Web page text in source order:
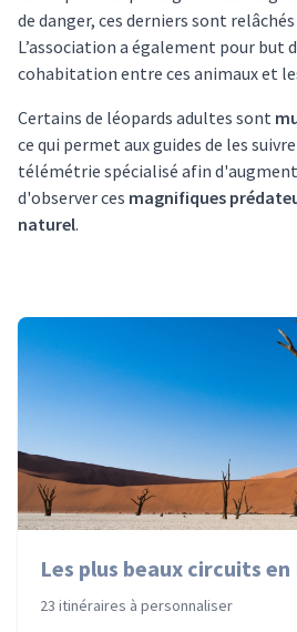
de danger, ces derniers sont
L’association a également pour but
cohabitation entre ces animaux et
Certains de léopards adultes sont
ce qui permet aux guides de les
télémétrie spécialisé afin
d'observer ces magnifiques
naturel.
Les plus beaux circuits
23 itinéraires à personnaliser